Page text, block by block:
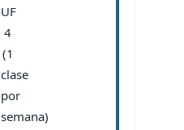
UF
4
(1
clase
por
semana)